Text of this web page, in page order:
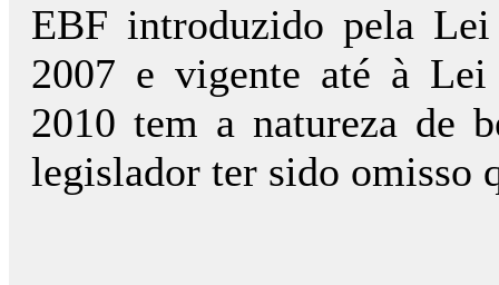
EBF introduzido pela
2007 e vigente até à Lei
2010 tem a natureza de
legislador ter sido omisso